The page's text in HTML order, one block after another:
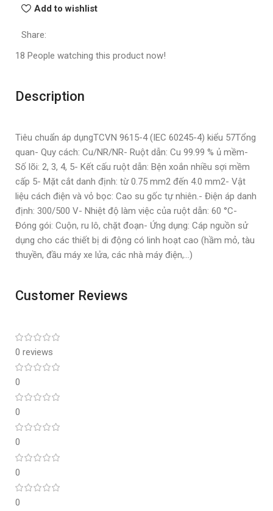
Add to wishlist
Share:
18 People watching this product now!
Description
Tiêu chuẩn áp dụngTCVN 9615-4 (IEC 60245-4) kiểu 57Tổng
quan- Quy cách: Cu/NR/NR- Ruột dẫn: Cu 99.99 % ủ mềm-
Số lõi: 2, 3, 4, 5- Kết cấu ruột dẫn: Bện xoắn nhiều sợi mềm
cấp 5- Mặt cắt danh định: từ 0.75 mm2 đến 4.0 mm2- Vật
liệu cách điện và vỏ bọc: Cao su gốc tự nhiên.- Điện áp danh
định: 300/500 V- Nhiệt độ làm việc của ruột dẫn: 60 °C-
Đóng gói: Cuộn, ru lô, chặt đoạn- Ứng dụng: Cáp nguồn sử
dụng cho các thiết bị di động có linh hoạt cao (hầm mỏ, tàu
thuyền, đầu máy xe lửa, các nhà máy điện,…)
Customer Reviews
0 reviews
0
0
0
0
0